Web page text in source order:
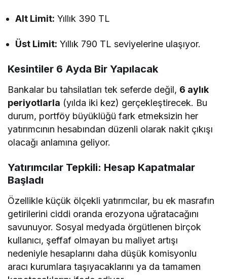
Alt Limit: Yıllık 390 TL
Üst Limit: Yıllık 790 TL seviyelerine ulaşıyor.
Kesintiler 6 Ayda Bir Yapılacak
Bankalar bu tahsilatları tek seferde değil, 6 aylık
periyotlarla (yılda iki kez) gerçekleştirecek. Bu
durum, portföy büyüklüğü fark etmeksizin her
yatırımcının hesabından düzenli olarak nakit çıkışı
olacağı anlamına geliyor.
Yatırımcılar Tepkili: Hesap Kapatmalar
Başladı
Özellikle küçük ölçekli yatırımcılar, bu ek masrafın
getirilerini ciddi oranda erozyona uğratacağını
savunuyor. Sosyal medyada örgütlenen birçok
kullanıcı, şeffaf olmayan bu maliyet artışı
nedeniyle hesaplarını daha düşük komisyonlu
aracı kurumlara taşıyacaklarını ya da tamamen